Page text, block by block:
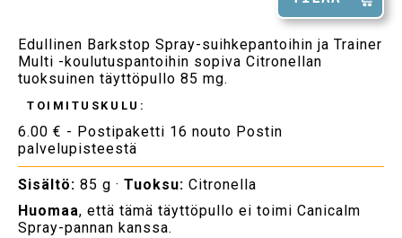
Edullinen Barkstop Spray-suihkepantoihin ja Trainer
Multi -koulutuspantoihin sopiva Citronellan
tuoksuinen täyttöpullo 85 mg.
TOIMITUSKULU:
6.00 € - Postipaketti 16 nouto Postin
palvelupisteestä
Sisältö: 85 g · Tuoksu: Citronella
Huomaa, että tämä täyttöpullo ei toimi Canicalm
Spray-pannan kanssa.